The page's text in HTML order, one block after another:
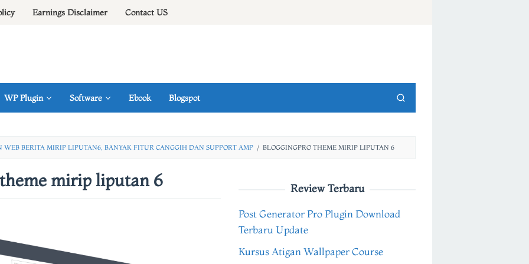
Earnings Disclaimer Contact US
WP Plugin Software Ebook Blogspot
WEB BERITA MIRIP LIPUTAN6, BANYAK FITUR CANGGIH DAN SUPPORT AMP / BLOGGINGPRO THEME MIRIP LIPUTAN 6
mirip liputan 6 Review Terbaru
Post Generator Pro Plugin Download
Terbaru Update
Kursus Atigan Wallpaper Course